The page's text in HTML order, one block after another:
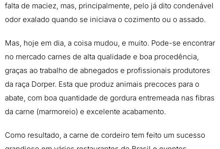
falta de maciez, mas, principalmente, pelo já dito condenável
odor exalado quando se iniciava o cozimento ou o assado.
Mas, hoje em dia, a coisa mudou, e muito. Pode-se encontrar
no mercado carnes de alta qualidade e boa procedência,
graças ao trabalho de abnegados e profissionais produtores
da raça Dorper. Esta que produz animais precoces para o
abate, com boa quantidade de gordura entremeada nas fibras
da carne (marmoreio) e excelente acabamento.
Como resultado, a carne de cordeiro tem feito um sucesso